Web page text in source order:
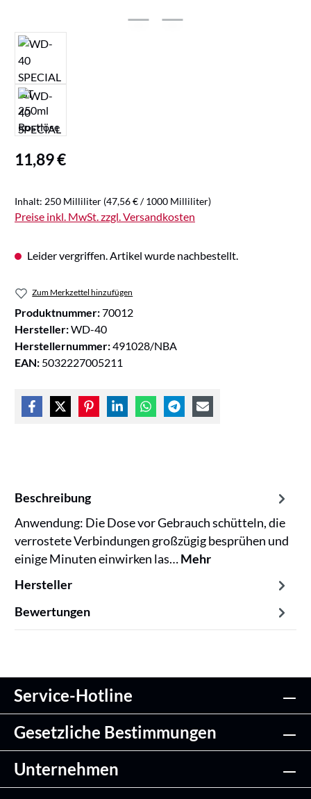
Regulärer Preis:
11,89 €
Inhalt: 250 Milliliter (47,56 € / 1000 Milliliter)
Preise inkl. MwSt. zzgl. Versandkosten
Leider vergriffen. Artikel wurde nachbestellt.
Zum Merkzettel hinzufügen
Produktnummer:70012
Hersteller:WD-40
Herstellernummer:491028/NBA
EAN: 5032227005211
Beschreibung
Anwendung: Die Dose vor Gebrauch schütteln, die
verrostete Verbindungen großzügig besprühen und
einige Minuten einwirken las…Mehr
Hersteller
Bewertungen
Service-Hotline
Gesetzliche Bestimmungen
Unternehmen